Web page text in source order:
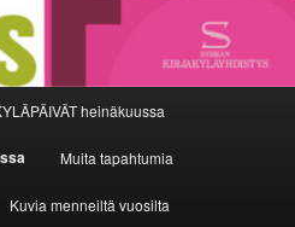
heinäkuussa
Muita tapahtumia
Kuvia menneiltä vuosilta